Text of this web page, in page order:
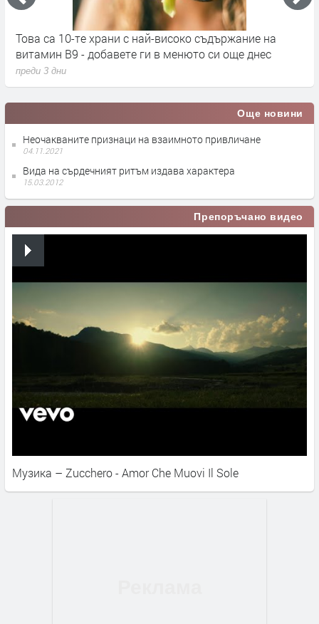
Силно преработените храни променят мастния
профил на кръвта
преди 1 седмица
Още новини
Неочакваните признаци на взаимното привличане
04.11.2021
Вида на сърдечният ритъм издава характера
15.03.2012
Препоръчано видео
Музика – Zucchero - Amor Che Muovi Il Sole